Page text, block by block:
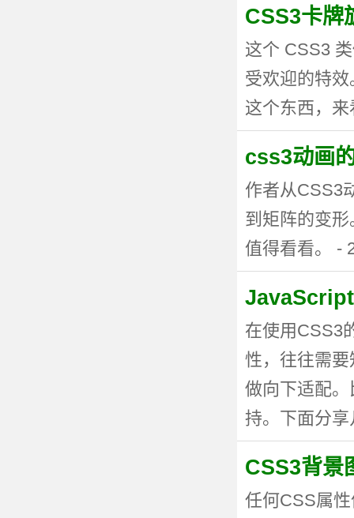
CSS3卡牌
这个 CSS3
受欢迎的特
这个东西，
css3动画
作者从CSS3
到矩阵的变
值得看看。 -
JavaScript
在使用CSS3
性，往往需
做向下适配
持。下面分
CSS3背景
任何CSS属